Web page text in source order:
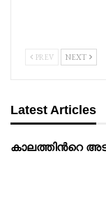
PREV NEXT
Latest Articles
കാലത്തിൻറെ